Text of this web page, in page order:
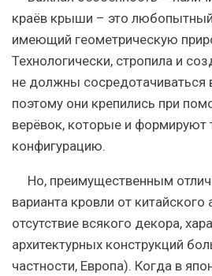
краёв крыши – это любопытный
имеющий геометрическую
Технологически, стропила и
не должны сосредотачиваться
поэтому они крепились при
верёвок, которые и
конфигурацию.
Но, преимущественным
варианта кровли от китайского
отсутствие всякого декора,
архитектурных конструкций
частности, Европа). Когда в